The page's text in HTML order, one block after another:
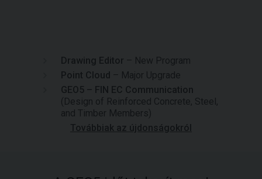
Drawing Editor – New Program
Point Cloud – Major Upgrade
GEO5 – FIN EC Communication
(Design of Reinforced Concrete, Steel,
and Timber Members)
Továbbiak az újdonságokról